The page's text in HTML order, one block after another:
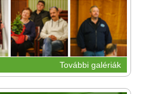
További galériák